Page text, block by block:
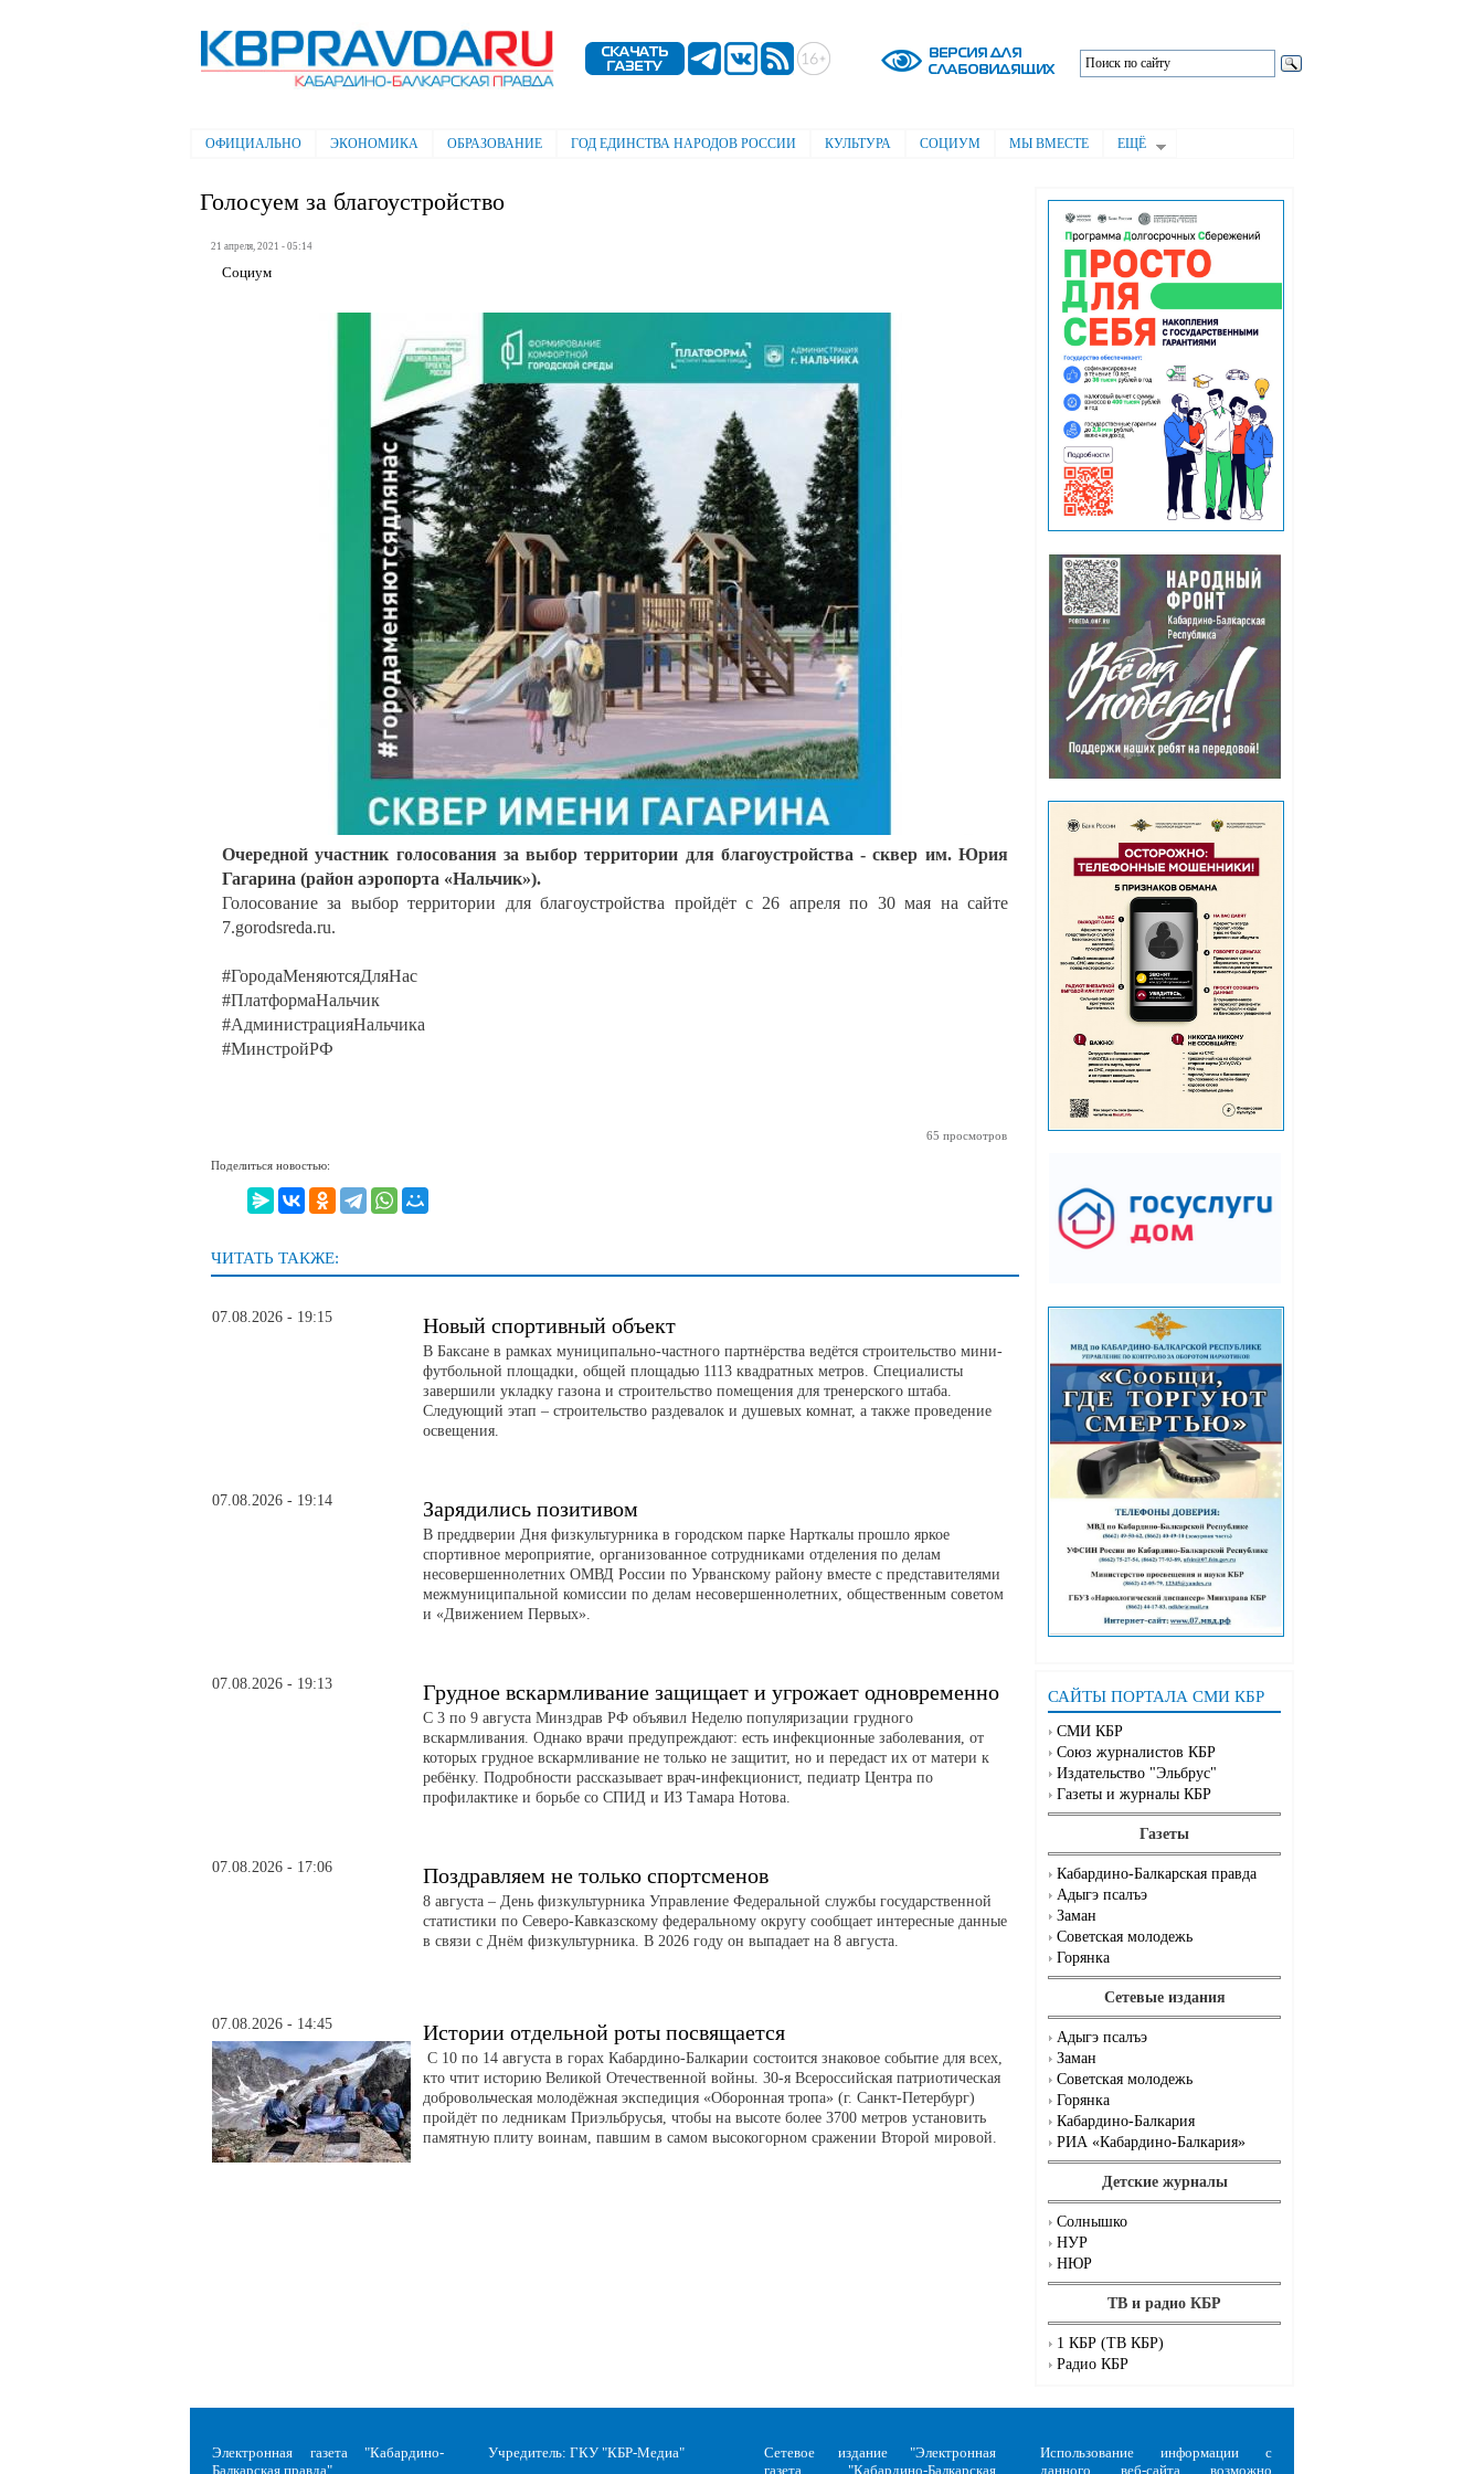
содержанию
Электронная газета "Кабардино-
Балкарская правда"
Главное меню
ОФИЦИАЛЬНО ЭКОНОМИКА ОБРАЗОВАНИЕ ГОД ЕДИНСТВА НАРОДОВ РОССИИ КУЛЬТУРА СОЦИУМ МЫ ВМЕСТЕ ЕЩЁ
САЙТЫ ПОРТАЛА СМИ КБР
СМИ КБР
Союз журналистов КБР
Издательство "Эльбрус"
Газеты и журналы КБР
Газеты
Кабардино-Балкарская правда
Адыгэ псалъэ
Заман
Советская молодежь
Горянка
Сетевые издания
Адыгэ псалъэ
Заман
Советская молодежь
Горянка
Кабардино-Балкария
РИА «Кабардино-Балкария»
Детские журналы
Солнышко
НУР
НЮР
ТВ и радио КБР
1 КБР (ТВ КБР)
Радио КБР
Голосуем за благоустройство
21 апреля, 2021 - 05:14
Социум
Очередной участник голосования за выбор территории для благоустройства - сквер им. Юрия
Гагарина (район аэропорта «Нальчик»).
Голосование за выбор территории для благоустройства пройдёт с 26 апреля по 30 мая на сайте
7.gorodsreda.ru.
#ГородаМеняютсяДляНас
#ПлатформаНальчик
#АдминистрацияНальчика
#МинстройРФ
65 просмотров
Поделиться новостью:
ЧИТАТЬ ТАКЖЕ:
07.08.2026 - 19:15 Новый спортивный объект
В Баксане в рамках муниципально-частного партнёрства ведётся строительство мини-
футбольной площадки, общей площадью 1113 квадратных метров. Специалисты
завершили укладку газона и строительство помещения для тренерского штаба.
Следующий этап – строительство раздевалок и душевых комнат, а также проведение
освещения.
07.08.2026 - 19:14 Зарядились позитивом
В преддверии Дня физкультурника в городском парке Нарткалы прошло яркое
спортивное мероприятие, организованное сотрудниками отделения по делам
несовершеннолетних ОМВД России по Урванскому району вместе с представителями
межмуниципальной комиссии по делам несовершеннолетних, общественным советом
и «Движением Первых».
07.08.2026 - 19:13 Грудное вскармливание защищает и угрожает одновременно
С 3 по 9 августа Минздрав РФ объявил Неделю популяризации грудного
вскармливания. Однако врачи предупреждают: есть инфекционные заболевания, от
которых грудное вскармливание не только не защитит, но и передаст их от матери к
ребёнку. Подробности рассказывает врач-инфекционист, педиатр Центра по
профилактике и борьбе со СПИД и ИЗ Тамара Нотова.
07.08.2026 - 17:06 Поздравляем не только спортсменов
8 августа – День физкультурника Управление Федеральной службы государственной
статистики по Северо-Кавказскому федеральному округу сообщает интересные данные
в связи с Днём физкультурника. В 2026 году он выпадает на 8 августа.
07.08.2026 - 14:45 Истории отдельной роты посвящается
С 10 по 14 августа в горах Кабардино-Балкарии состоится знаковое событие для всех,
кто чтит историю Великой Отечественной войны. 30-я Всероссийская патриотическая
добровольческая молодёжная экспедиция «Оборонная тропа» (г. Санкт-Петербург)
пройдёт по ледникам Приэльбрусья, чтобы на высоте более 3700 метров установить
памятную плиту воинам, павшим в самом высокогорном сражении Второй мировой.
Электронная газета "Кабардино-
Балкарская правда"
Учредитель: ГКУ "КБР-Медиа"
Сетевое издание "Электронная
газета "Кабардино-Балкарская
Использование информации с
данного веб-сайта возможно